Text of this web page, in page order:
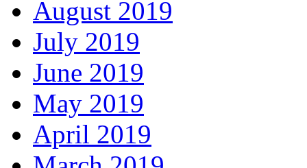
August 2019
July 2019
June 2019
May 2019
April 2019